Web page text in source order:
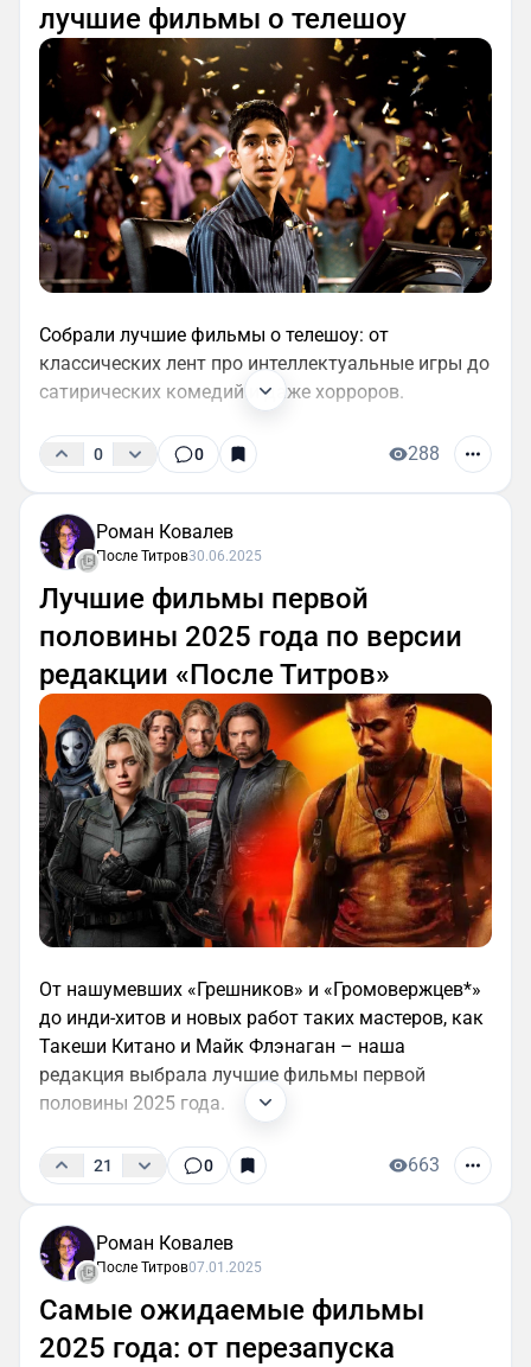
лучшие фильмы о телешоу
Собрали лучшие фильмы о телешоу: от
классических лент про интеллектуальные игры до
сатирических комедий и даже хорроров.
0 0 288
Роман Ковалев
После Титров30.06.2025
Лучшие фильмы первой
половины 2025 года по версии
редакции «После Титров»
От нашумевших «Грешников» и «Громовержцев*»
до инди-хитов и новых работ таких мастеров, как
Такеши Китано и Майк Флэнаган – наша
редакция выбрала лучшие фильмы первой
половины 2025 года.
21 0 663
Роман Ковалев
После Титров07.01.2025
Самые ожидаемые фильмы
2025 года: от перезапуска